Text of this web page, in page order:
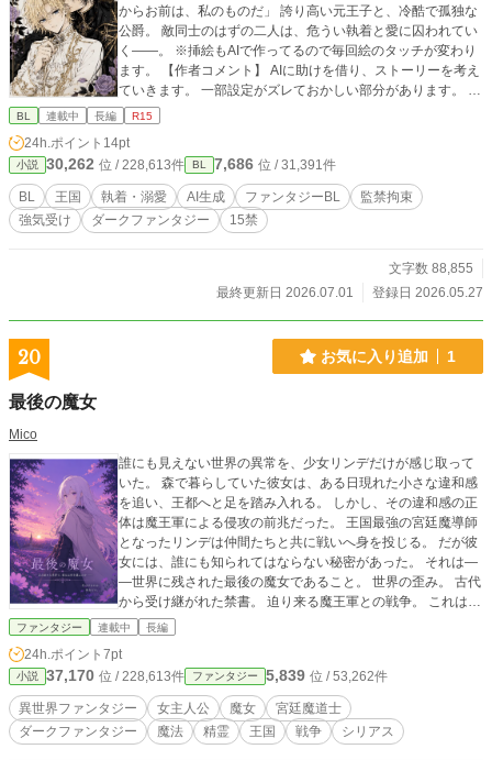
からお前は、私のものだ」 誇り高い元王子と、冷酷で孤独な
公爵。 敵同士のはずの二人は、危うい執着と愛に囚われてい
く――。 ※挿絵もAIで作ってるので毎回絵のタッチが変わり
ます。 【作者コメント】 AIに助けを借り、ストーリーを考え
ていきます。 一部設定がズレておかしい部分があります。 表
現の仕方や言葉に違和感がある部分は後から少しずつ修正し
ルファポリスの場所をお借りします🙇‍♂️ 手書き💯%ではないの
で期待した方すみません。 長年漫画を読み漁った脳みそ✖️AI
🟰あるあるネタを盛り込みつつ自分好みにできる幸せ🤣
BL 連載中 長編 R15
24h.ポイント 14pt
小説 30,262 位 / 228,613件 BL 7,686 位 / 31,391件
BL 王国 執着・溺愛 AI生成 ファンタジーBL
監禁拘束
強気受け
ダークファンタジー 15禁
文字数 88,855
最終更新日 2026.07.01
登録日 2026.05.27
20 お気に入り追加 1
最後の魔女
Mico
誰にも見えない世界の異常を、少女リンデだけが感じ取って
いた。 森で暮らしていた彼女は、ある日現れた小さな違和感
を追い、王都へと足を踏み入れる。 しかし、その違和感の正
体は魔王軍による侵攻の前兆だった。 王国最強の宮廷魔導師
となったリンデは仲間たちと共に戦いへ身を投じる。 だが彼
女には、誰にも知られてはならない秘密があった。 それは―
―世界に残された最後の魔女であること。 世界の歪み。 古代
から受け継がれた禁書。 迫り来る魔王軍との戦争。 これは、
滅びゆく世界の運命を背負った少女の物語。
ファンタジー 連載中 長編
24h.ポイント 7pt
小説 37,170 位 / 228,613件 ファンタジー 5,839 位 / 53,262件
異世界ファンタジー 女主人公 魔女
宮廷魔道士
ダークファンタジー
魔法 精霊 王国 戦争 シリアス